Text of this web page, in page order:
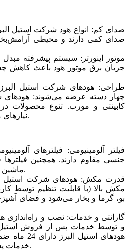
صدای کم: انواع هود شرکت استیل
صدای کمی دارند و محیطی
موتور اینورتر: سیستم پیشرفته مبدل
جریان برق موتور هود باعث کاهش
طراحی: هودهای شرکت استیل
چهار دسته عرضه می‌شوند: هودهای
کابینتی و مورب. تنوع محصولات
نیازهای مختلف مشتریان است.
فیلتر آلومینیومی: فیلترهای
جنسی مقاوم دارند. همچنین
ماشین ظرفشویی را نیز دارند.
قدرت مکش: هودهای شرکت استیل
مکش بالا (با قابلیت تنظیم توسط
بو، گرما و بخار می‌شود و فضای
گارانتی و خدمات: نصب و راه‌اندازی
و توسط خدمات پس از فروش استیل
خدمات پس از فروش می‌باشند.